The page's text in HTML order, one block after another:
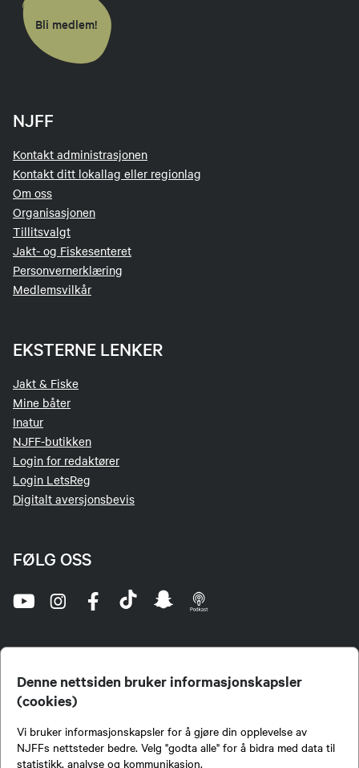
Denne nettsiden bruker informasjonskapsler
(cookies)
Vi bruker informasjonskapsler for å gjøre din opplevelse av
NJFFs nettsteder bedre. Velg "godta alle" for å bidra med data til
statistikk, analyse og kommunikasjon.
Bli medlem!
NJFF
Kontakt administrasjonen
Kontakt ditt lokallag eller regionlag
Om oss
Organisasjonen
Tillitsvalgt
Jakt- og Fiskesenteret
Personvernerklæring
Medlemsvilkår
EKSTERNE LENKER
Jakt & Fiske
Mine båter
Inatur
NJFF-butikken
Login for redaktører
Login LetsReg
Digitalt aversjonsbevis
FØLG OSS
jegere og sportsfiskere og et av de viktigste miljøene for formidling av kunnskap om jakt og
fiske i Norge. Vi er en partipolitisk nøytral organisasjon, men har et sterkt jakt-, fiske-, og
naturpolitisk engasjement i mange saker.